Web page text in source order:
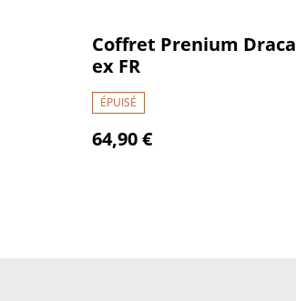
Coffret Prenium
ex FR
ÉPUISÉ
64,90 €